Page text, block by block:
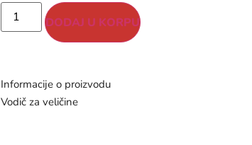
DODAJ U KORPU
Informacije o proizvodu
Vodič za veličine